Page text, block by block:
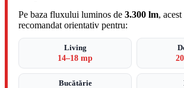
Pe baza fluxului luminos de 3.300 lm,
recomandat orientativ pentru:
Living
14–18 mp
Bucătărie